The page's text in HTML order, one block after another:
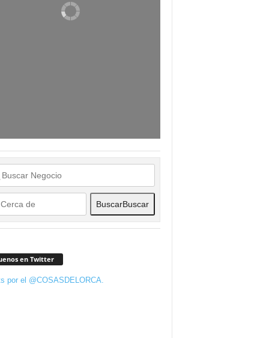
BuscarBuscar
en Twitter
por el @COSASDELORCA.